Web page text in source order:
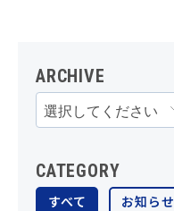
ARCHIVE
CATEGORY
すべて お知らせ